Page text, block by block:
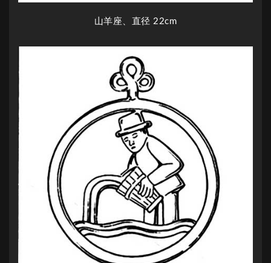
山羊座、直径 22cm